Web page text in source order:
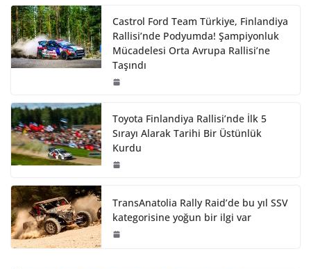
Castrol Ford Team Türkiye, Finlandiya
Rallisi’nde Podyumda! Şampiyonluk
Mücadelesi Orta Avrupa Rallisi’ne
Taşındı
Toyota Finlandiya Rallisi’nde İlk 5
Sırayı Alarak Tarihi Bir Üstünlük
Kurdu
TransAnatolia Rally Raid’de bu yıl SSV
kategorisine yoğun bir ilgi var